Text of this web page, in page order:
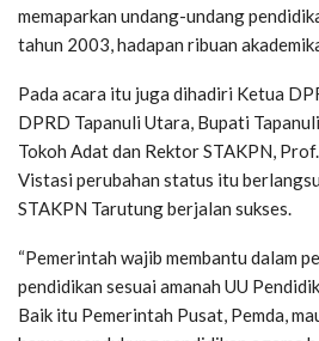
memaparkan undang-undang
tahun 2003, hadapan ribuan
Pada acara itu juga dihadiri Ketua
DPRD Tapanuli Utara, Bupati
Tokoh Adat dan Rektor STAKPN,
Vistasi perubahan status itu
STAKPN Tarutung berjalan sukses.
“Pemerintah wajib membantu dalam
pendidikan sesuai amanah UU
Baik itu Pemerintah Pusat, Pemda,